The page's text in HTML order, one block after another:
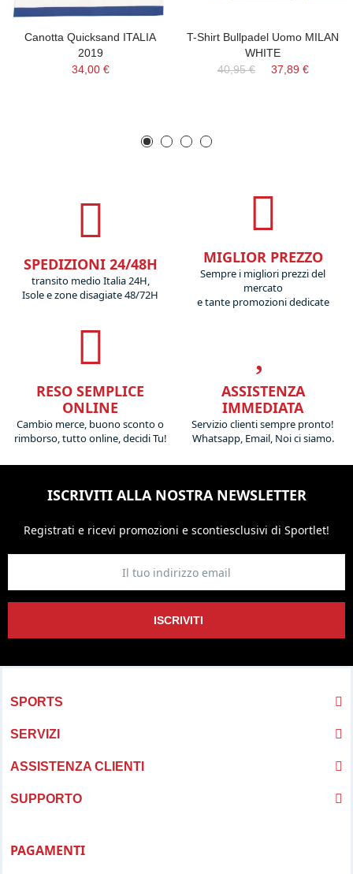
Canotta Quicksand ITALIA
2019
34,00 €
T-Shirt Bullpadel Uomo MILAN
WHITE
40,95 €
37,89 €
SPEDIZIONI 24/48H
transito medio Italia 24H,
Isole e zone disagiate 48/72H
MIGLIOR PREZZO
Sempre i migliori prezzi del
mercato
e tante promozioni dedicate
RESO SEMPLICE
ONLINE
Cambio merce, buono sconto o
rimborso, tutto online, decidi Tu!
ASSISTENZA
IMMEDIATA
Servizio clienti sempre pronto!
Whatsapp, Email, Noi ci siamo.
ISCRIVITI ALLA NOSTRA NEWSLETTER
Registrati e ricevi promozioni e scontiesclusivi di Sportlet!
ISCRIVITI
SPORTS
SERVIZI
ASSISTENZA CLIENTI
SUPPORTO
PAGAMENTI